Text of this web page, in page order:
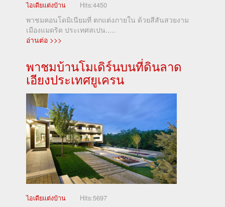
ไอเดียแต่งบ้าน Hits:4450
พาชมคอนโดมิเนียมที่ ตกแต่งภายใน ด้วยสีสันสวยงาม
เมืองแมดริด ประเทศสเปน.....
อ่านต่อ >>>
พาชมบ้านโมเดิร์นบนที่ดินลาด
เอียงประเทศยูเครน
ไอเดียแต่งบ้าน Hits:5697